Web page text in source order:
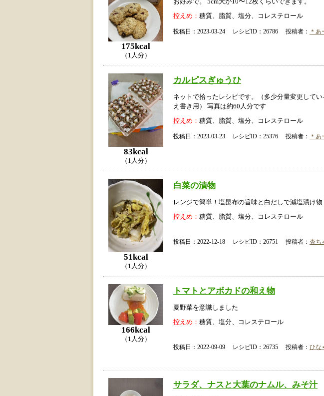
175kcal
（1人分）
控えめ： 糖質、脂質、塩分、コレステロール
投稿日：2023-03-24 レシピID：26786 投稿者： ＊あ
83kcal
（1人分）
カルピスぎゅうひ
ネットで拾ったレシピです。（多少分量変更してい
え書き用） 写真は約60人分です
控えめ： 糖質、脂質、塩分、コレステロール
投稿日：2023-03-23 レシピID：25376 投稿者： ＊あ
51kcal
（1人分）
白菜の漬物
レンジで簡単！塩昆布の旨味と白だしで減塩漬け物
控えめ： 糖質、脂質、塩分、コレステロール
投稿日：2022-12-18 レシピID：26751 投稿者： 杏ち
166kcal
（1人分）
トマトとアボカドの和え物
夏野菜を意識しました
控えめ： 糖質、塩分、コレステロール
投稿日：2022-09-09 レシピID：26735 投稿者： ひな
サラダ、ナスと大葉のナムル、みそ汁